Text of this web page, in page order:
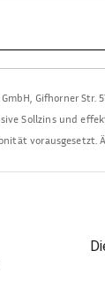
Gifhorner Str.
Sollzins und
vorausgesetzt.